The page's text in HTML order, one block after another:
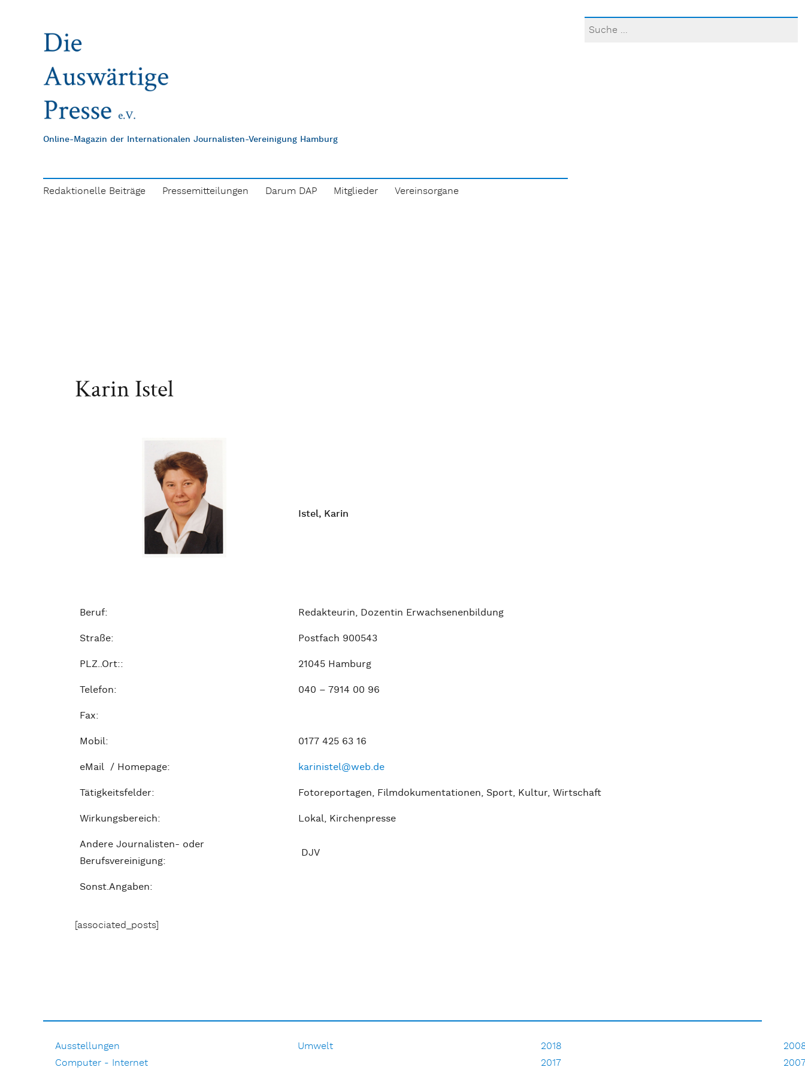
Online-Magazin der Internationalen Journalisten-Vereinigung Hamburg
Redaktionelle Beiträge Pressemitteilungen Darum DAP Mitglieder Vereinsorgane
Karin Istel
Istel, Karin
Beruf: Redakteurin, Dozentin Erwachsenenbildung
Straße: Postfach 900543
PLZ..Ort:: 21045 Hamburg
Telefon: 040 – 7914 00 96
Fax:
Mobil: 0177 425 63 16
eMail / Homepage: karinistel@web.de
Tätigkeitsfelder: Fotoreportagen, Filmdokumentationen, Sport, Kultur, Wirtschaft
Wirkungsbereich: Lokal, Kirchenpresse
Andere Journalisten- oder
Berufsvereinigung:
DJV
Sonst.Angaben:
[associated_posts]
Ausstellungen
Computer - Internet
Umwelt
2018
2017